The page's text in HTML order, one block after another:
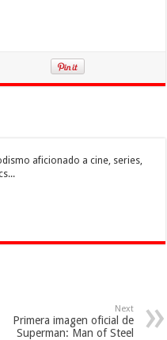
aficionado a cine, series,
Next
Primera imagen oficial de
Superman: Man of Steel